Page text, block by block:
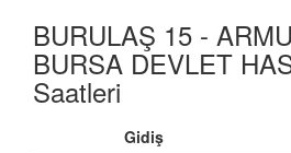
BURULAŞ 15 -
BURSA DEVLET
Saatleri
Gidiş